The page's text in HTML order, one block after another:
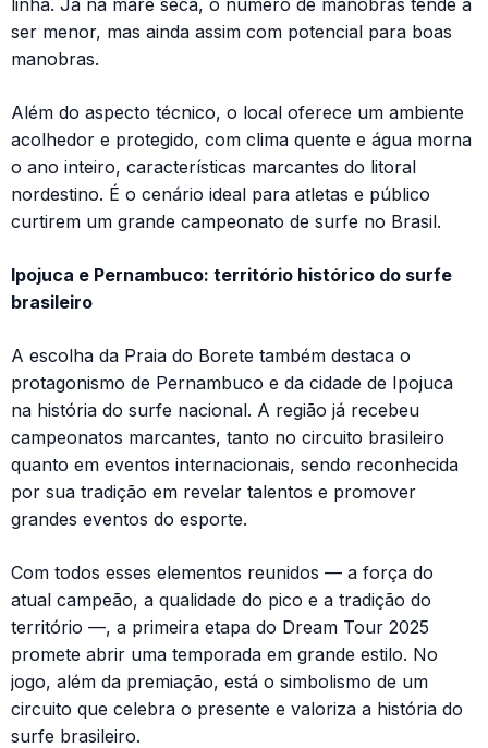
ser menor, mas ainda assim com potencial para boas
manobras.
Além do aspecto técnico, o local oferece um ambiente
acolhedor e protegido, com clima quente e água morna
o ano inteiro, características marcantes do litoral
nordestino. É o cenário ideal para atletas e público
curtirem um grande campeonato de surfe no Brasil.
Ipojuca e Pernambuco: território histórico do surfe
brasileiro
A escolha da Praia do Borete também destaca o
protagonismo de Pernambuco e da cidade de Ipojuca
na história do surfe nacional. A região já recebeu
campeonatos marcantes, tanto no circuito brasileiro
quanto em eventos internacionais, sendo reconhecida
por sua tradição em revelar talentos e promover
grandes eventos do esporte.
Com todos esses elementos reunidos — a força do
atual campeão, a qualidade do pico e a tradição do
território —, a primeira etapa do Dream Tour 2025
promete abrir uma temporada em grande estilo. No
jogo, além da premiação, está o simbolismo de um
circuito que celebra o presente e valoriza a história do
surfe brasileiro.